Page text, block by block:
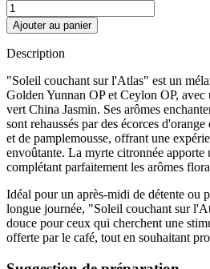
Ajouter au panier
Description
"Soleil couchant sur l'Atlas" est un
Golden Yunnan OP et Ceylon OP, avec
vert China Jasmin. Ses arômes
sont rehaussés par des écorces
et de pamplemousse, offrant une
envoûtante. La myrte citronnée apporte
complétant parfaitement les arômes
Idéal pour un après-midi de détente ou
longue journée, "Soleil couchant sur
douce pour ceux qui cherchent une
offerte par le café, tout en souhaitant